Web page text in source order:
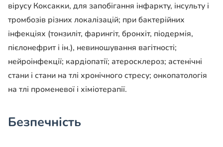
вірусу Коксакки, для запобігання інфаркту, інсульту і
тромбозів різних локалізацій; при бактерійних
інфекціях (тонзиліт, фарингіт, бронхіт, піодермія,
пієлонефрит і ін.), невиношування вагітності;
нейроінфекції; кардіопатії; атеросклероз; астенічні
стани і стани на тлі хронічного стресу; онкопатологія
на тлі променевої і хіміотерапії.
Безпечність